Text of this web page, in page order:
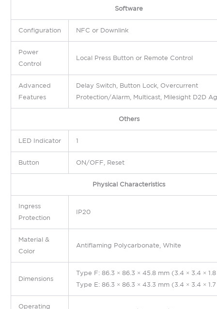
Software
Configuration NFC or Downlink
Power
Control
Local Press Button or Remote Control
Advanced
Features
Delay Switch, Button Lock, Overcurrent
Protection/Alarm, Multicast, Milesight D2D
Others
LED Indicator 1
Button ON/OFF, Reset
Physical Characteristics
Ingress
Protection
IP20
Material &
Color
Antiflaming Polycarbonate, White
Dimensions
Type F: 86.3 × 86.3 × 45.8 mm (3.4 × 3.4 ×
Type E: 86.3 × 86.3 × 43.3 mm (3.4 × 3.4 ×
Operating